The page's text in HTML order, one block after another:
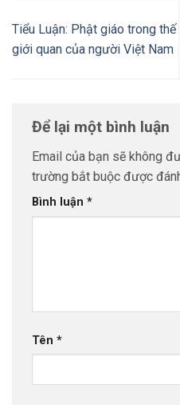
Tiểu Luận: Phật giáo trong thế
giới quan của người Việt Nam
Để lại một bình luận
Email của bạn sẽ không
trường bắt buộc được
Bình luận *
Tên *